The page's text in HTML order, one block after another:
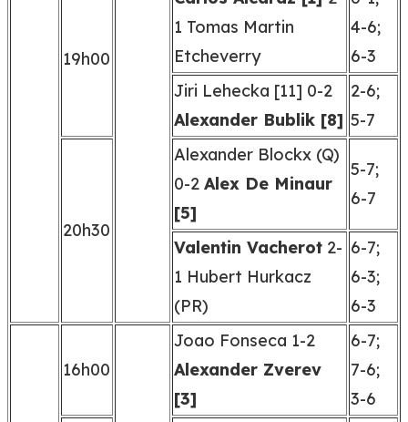
19h00
1 Tomas Martin
Etcheverry
4-6;
6-3
Jiri Lehecka [11] 0-2
Alexander Bublik [8]
2-6;
5-7
20h30
Alexander Blockx (Q)
0-2 Alex De Minaur
[5]
5-7;
6-7
Valentin Vacherot 2-
1 Hubert Hurkacz
(PR)
6-7;
6-3;
6-3
16h00
Joao Fonseca 1-2
Alexander Zverev
[3]
6-7;
7-6;
3-6